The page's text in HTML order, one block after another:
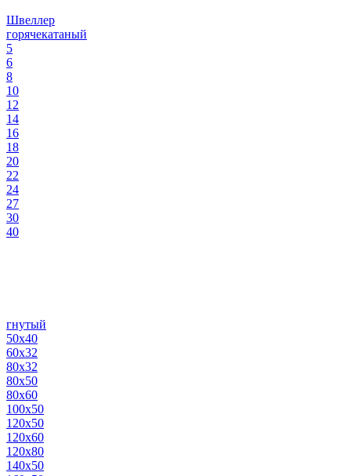
Швеллер
горячекатаный
5
6
8
10
12
14
16
18
20
22
24
27
30
40
гнутый
50х40
60х32
80х32
80х50
80х60
100х50
120х50
120х60
120х80
140х50